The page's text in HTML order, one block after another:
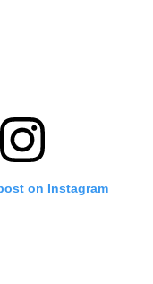
on Instagram